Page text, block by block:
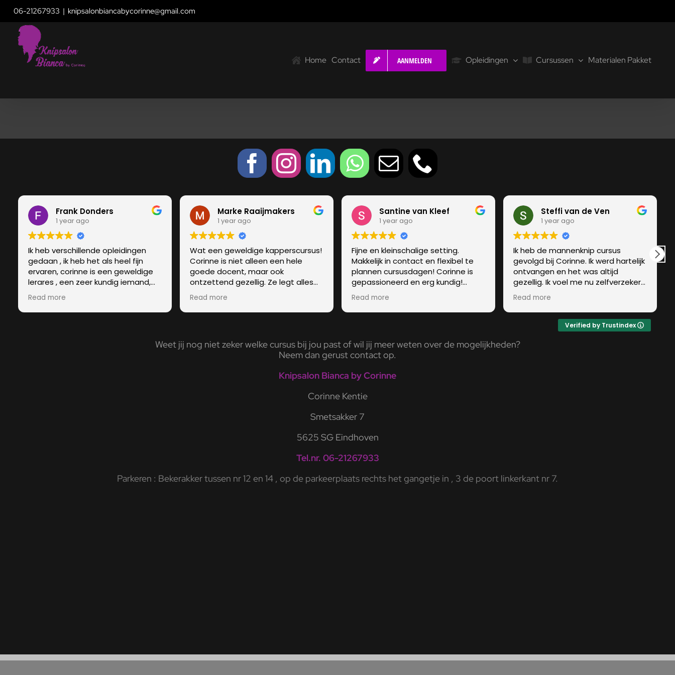
content
06-21267933 | knipsalonbiancabycorinne@gmail.com
Home Contact AANMELDEN Opleidingen Cursussen Materialen Pakket
Frank Donders
1 year ago
Ik heb verschillende opleidingen
gedaan , ik heb het als heel fijn
ervaren, corinne is een geweldige
lerares , een zeer kundig iemand,
met een hele warme
persoonlijkheid,groetjes Carianne
Donders
Read more
Marke Raaijmakers
1 year ago
Wat een geweldige kapperscursus!
Corinne is niet alleen een hele
goede docent, maar ook
ontzettend gezellig. Ze legt alles
duidelijk en rustig uit, waardoor je je
meteen op je gemak voelt en echt
vertrouwen krijgt in wat je doet. In
had verwacht. Ik kan nu mijn
zoontjes en man knippen, wat niet
echt leuk om te doen! Absoluut
praktisch aan de slag wil met haar
Read more
Santine van Kleef
1 year ago
Fijne en kleinschalige setting.
Makkelijk in contact en flexibel te
plannen cursusdagen! Corinne is
gepassioneerd en erg kundig!
Ik kijk terug op fijne cursusdagen
met persoonlijke begeleiding!
Read more
Steffi van de Ven
1 year ago
Ik heb de mannenknip cursus
gevolgd bij Corinne. Ik werd hartelijk
ontvangen en het was altijd
gezellig. Ik voel me nu zelfverzekerd
genoeg om mijn man en zoontje te
knippen. Fijn dat je na de cursus ook
nog altijd terecht kunt bij haar voor
Read more
Verified by Trustindex
Weet jij nog niet zeker welke cursus bij jou past of wil jij meer weten over de mogelijkheden?
Neem dan gerust contact op.
Knipsalon Bianca by Corinne
Corinne Kentie
Smetsakker 7
5625 SG Eindhoven
Tel.nr. 06-21267933
Parkeren : Bekerakker tussen nr 12 en 14 , op de parkeerplaats rechts het gangetje in , 3 de poort linkerkant nr 7.